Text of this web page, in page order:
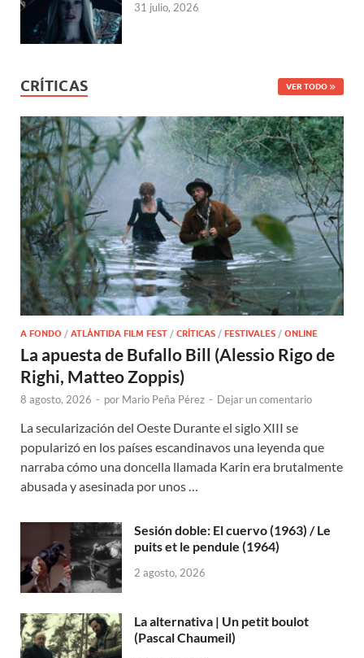
31 julio, 2026
CRÍTICAS VER TODO
A FONDO / ATLÁNTIDA FILM FEST / CRÍTICAS / FESTIVALES / ONLINE
La apuesta de Bufallo Bill (Alessio Rigo de
Righi, Matteo Zoppis)
8 agosto, 2026 - por Mario Peña Pérez - Dejar un comentario
La secularización del Oeste Durante el siglo XIII se
popularizó en los países escandinavos una leyenda que
narraba cómo una doncella llamada Karin era brutalmente
abusada y asesinada por unos …
Sesión doble: El cuervo (1963) / Le
puits et le pendule (1964)
2 agosto, 2026
La alternativa | Un petit boulot
(Pascal Chaumeil)